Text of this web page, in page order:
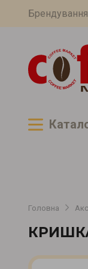
Брендування
Головна